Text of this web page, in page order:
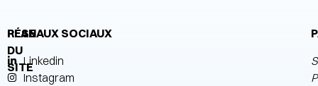
PLAN
DU
SITE
RÉSEAUX SOCIAUX
Linkedin
Instagram